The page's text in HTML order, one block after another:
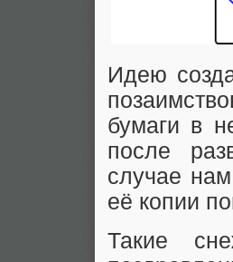
Идею
бумаги в
после
случае
её копии
Такие